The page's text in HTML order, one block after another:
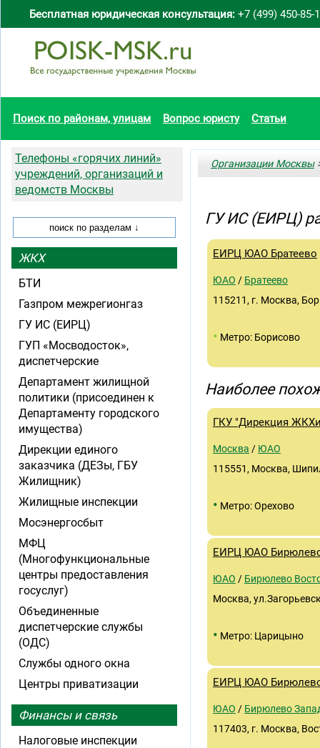
Бесплатная юридическая консультация: +7 (499) 450-85-
Поиск по районам, улицам Вопрос юристу Статьи
Организации Москвы
ГУ ИС (ЕИРЦ)
ЕИРЦ ЮАО Братеево
ЮАО / Братеево
115211, г. Москва,
• Метро: Борисово
Наиболее
ГКУ "Дирекция
Москва / ЮАО
115551, Москва,
• Метро: Орехово
ЕИРЦ ЮАО
ЮАО / Бирюлево
Москва,
• Метро: Царицыно
ЕИРЦ ЮАО
ЮАО / Бирюлево
117403, г. Москва,
Телефоны «горячих линий»
учреждений, организаций и
ведомств Москвы
ЖКХ
БТИ
Газпром межрегионгаз
ГУ ИС (ЕИРЦ)
ГУП «Мосводосток»,
диспетчерские
Департамент жилищной
политики (присоединен к
Департаменту городского
имущества)
Дирекции единого
заказчика (ДЕЗы, ГБУ
Жилищник)
Жилищные инспекции
Мосэнергосбыт
МФЦ
(Многофункциональные
центры предоставления
госуслуг)
Объединенные
диспетчерские службы
(ОДС)
Службы одного окна
Центры приватизации
Финансы и связь
Налоговые инспекции